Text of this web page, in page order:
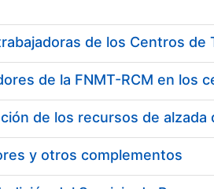
y otros complementos